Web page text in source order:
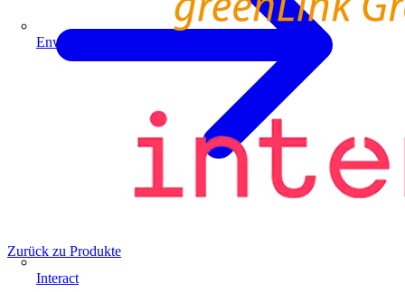
Enwitec
Interact
Zurück zu Produkte